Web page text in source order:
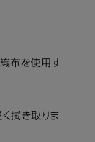
布を使用す
拭き取りま